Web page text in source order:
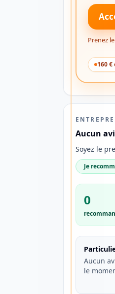
Prenez
160 €
Aucun
Soyez le
Je
0
Aucun
le
Vous
un
compte
simple,
adapté
à
votre
une
offrant
une
gestion
mobile,